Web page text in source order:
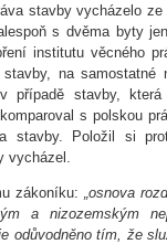
stavby vycházelo
s dvěma byty
institutu věcného
na samostatné
stavby,
s polskou
stavby. Položil si
vycházel.
zákoníku:
„osnova
a nizozemským
odůvodněno tím, že